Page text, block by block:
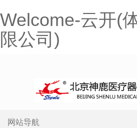
Welcome-云开(
限公司)
网站导航